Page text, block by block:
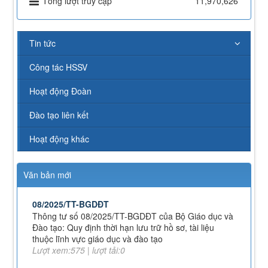
Tin tức
Công tác HSSV
Hoạt động Đoàn
Đào tạo liên kết
Hoạt động khác
Văn bản mới
43/KH-TCĐVHNT&DLNĐ
Kế hoạch chuyển đổi vị trí công tác năm 2026
Lượt xem:247 | lượt tải:149
238/2025/NĐ-CP
Quy định về chính sách học phí, miễn, giảm, hỗ trợ
học phí, hỗ trợ chi phí học tập và giá dịch vụ trong
lĩnh vực giáo dục, đào tạo
Lượt xem:349 | lượt tải:227
71-NQ/TW
Nghị quyết số 71-NQ/TWcủa Bộ Chính trị về đột phá
Lượt xem:515 | lượt tải:0
08/2025/TT-BGDĐT
Thông tư số 08/2025/TT-BGDĐT của Bộ Giáo dục và
Đào tạo: Quy định thời hạn lưu trữ hồ sơ, tài liệu
thuộc lĩnh vực giáo dục và đào tạo
Lượt xem:575 | lượt tải:0
112/QĐ-TCĐVHNT&DLNĐ